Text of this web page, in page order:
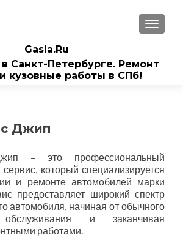
Gasia.Ru
Санкт-Петербурге. Ремонт
кузовные работы в СПб!
Джип
– это профессиональный
который специализируется
и ремонте автомобилей марки
предоставляет широкий спектр
автомобиля, начиная от обычного
обслуживания и заканчивая
работами.